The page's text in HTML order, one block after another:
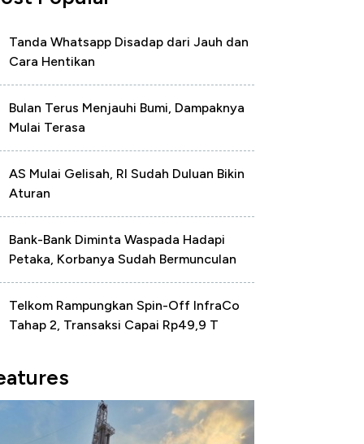
Tanda Whatsapp Disadap dari Jauh dan
Cara Hentikan
Bulan Terus Menjauhi Bumi, Dampaknya
Mulai Terasa
AS Mulai Gelisah, RI Sudah Duluan Bikin
Aturan
Bank-Bank Diminta Waspada Hadapi
Petaka, Korbanya Sudah Bermunculan
Telkom Rampungkan Spin-Off InfraCo
Tahap 2, Transaksi Capai Rp49,9 T